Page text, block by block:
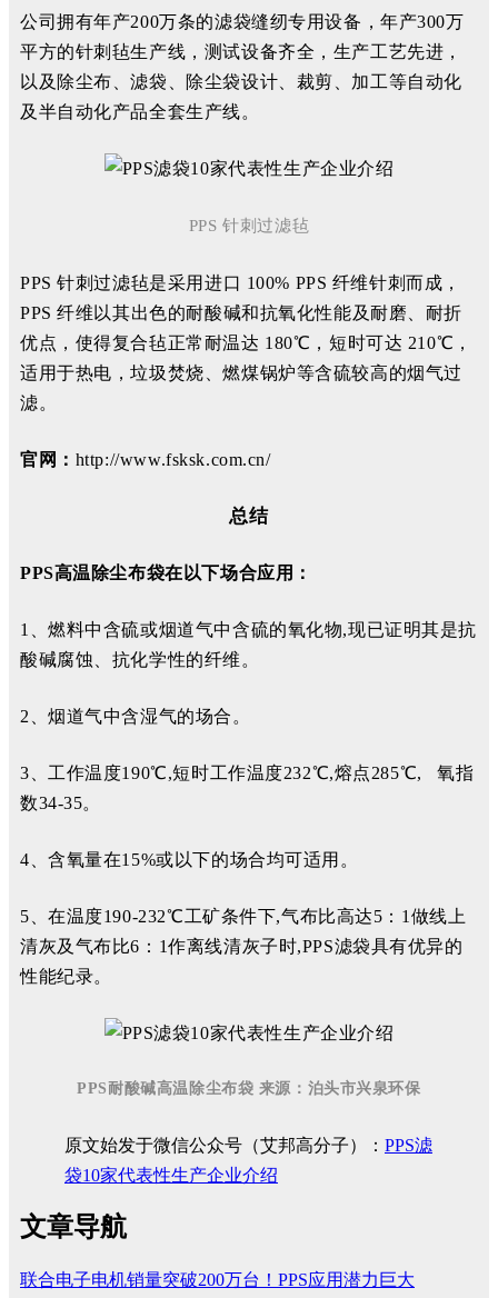
公司拥有年产200万条的滤袋缝纫专用设备，年产300万
平方的针刺毡生产线，测试设备齐全，生产工艺先进，
以及除尘布、滤袋、除尘袋设计、裁剪、加工等自动化
及半自动化产品全套生产线。
PPS 针刺过滤毡
PPS 针刺过滤毡是采用进口 100% PPS 纤维针刺而成，
PPS 纤维以其出色的耐酸碱和抗氧化性能及耐磨、耐折
优点，使得复合毡正常耐温达 180℃，短时可达 210℃，
适用于热电，垃圾焚烧、燃煤锅炉等含硫较高的烟气过
滤。
官网： http://www.fsksk.com.cn/
总结
PPS高温除尘布袋在以下场合应用：
1、燃料中含硫或烟道气中含硫的氧化物,现已证明其是抗
酸碱腐蚀、抗化学性的纤维。
2、烟道气中含湿气的场合。
3、工作温度190℃,短时工作温度232℃,熔点285℃, 氧指
数34-35。
4、含氧量在15%或以下的场合均可适用。
5、在温度190-232℃工矿条件下,气布比高达5：1做线上
清灰及气布比6：1作离线清灰子时,PPS滤袋具有优异的
性能纪录。
PPS耐酸碱高温除尘布袋 来源：泊头市兴泉环保
原文始发于微信公众号（艾邦高分子）： PPS滤
袋10家代表性生产企业介绍
文章导航
联合电子电机销量突破200万台！PPS应用潜力巨大